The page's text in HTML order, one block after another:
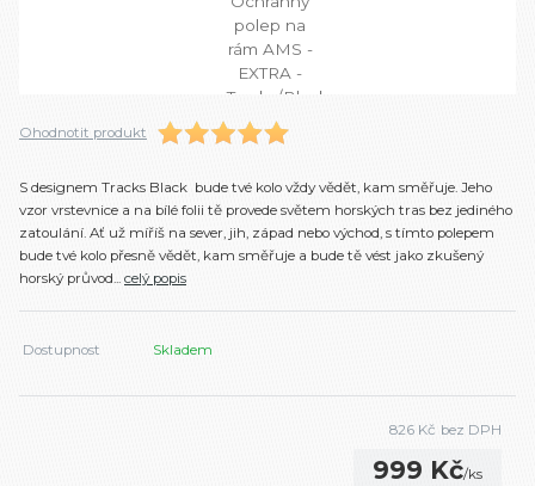
Ohodnotit produkt
S designem Tracks Black bude tvé kolo vždy vědět, kam směřuje. Jeho
vzor vrstevnice a na bílé folii tě provede světem horských tras bez jediného
zatoulání. Ať už míříš na sever, jih, západ nebo východ, s tímto polepem
bude tvé kolo přesně vědět, kam směřuje a bude tě vést jako zkušený
horský průvod... celý popis
Dostupnost Skladem
999 Kč/ks
826 Kč bez DPH